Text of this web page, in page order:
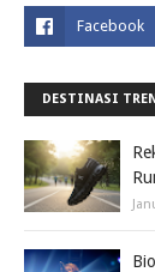
DESTINASI